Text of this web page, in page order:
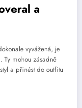
a
vyvážená, je
Ty mohou zásadně
a přinést do outfitu